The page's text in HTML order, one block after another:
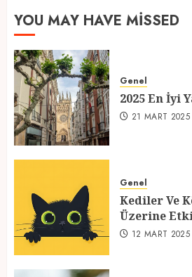
1
21 MART 2025
2
Üzerine
12 MART 2025
YOU MAY HAVE MISSED
Genel
2025 En İyi
21 MART 2025
Genel
Kediler Ve
Üzerine
12 MART 2025